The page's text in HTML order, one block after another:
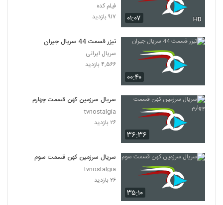
۰۱:۰۷ HD
فیلم کده
۹۱۷ بازدید
۰۰:۴۰
تیزر قسمت 44 سریال جیران
سریال ایرانی
۴,۵۶۶ بازدید
۳۶:۳۶
سریال سرزمین کهن قسمت چهارم
tvnostalgia
۲۶ بازدید
۳۵:۱۰
سریال سرزمین کهن قسمت سوم
tvnostalgia
۲۶ بازدید